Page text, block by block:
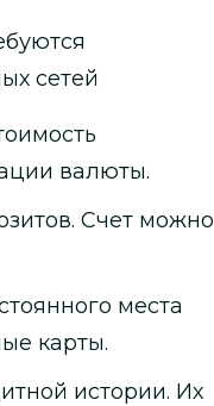
сетей
валюты.
Счет можно
места
карты.
истории. Их